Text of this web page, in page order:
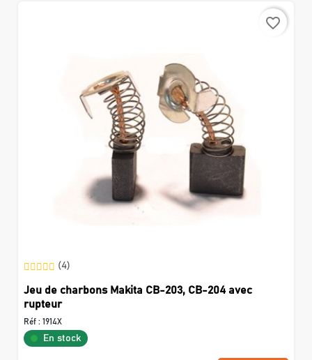
favorite_border
(4)
Jeu de charbons Makita CB-203, CB-204 avec
rupteur
Réf : 1914X
En stock